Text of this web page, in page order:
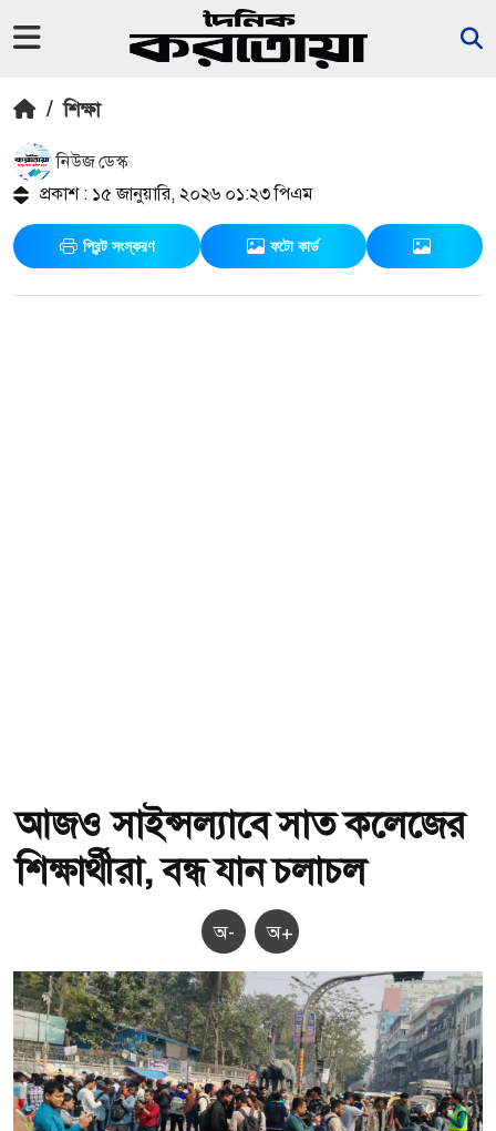
/ শিক্ষা
নিউজ ডেস্ক
প্রকাশ : ১৫ জানুয়ারি, ২০২৬ ০১:২৩ পিএম
প্রিন্ট সংস্করণ ফটো কার্ড
আজও সাইন্সল্যাবে সাত কলেজের
শিক্ষার্থীরা, বন্ধ যান চলাচল
অ- অ+